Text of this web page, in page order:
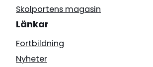
Skolportens magasin
Länkar
Fortbildning
Nyheter